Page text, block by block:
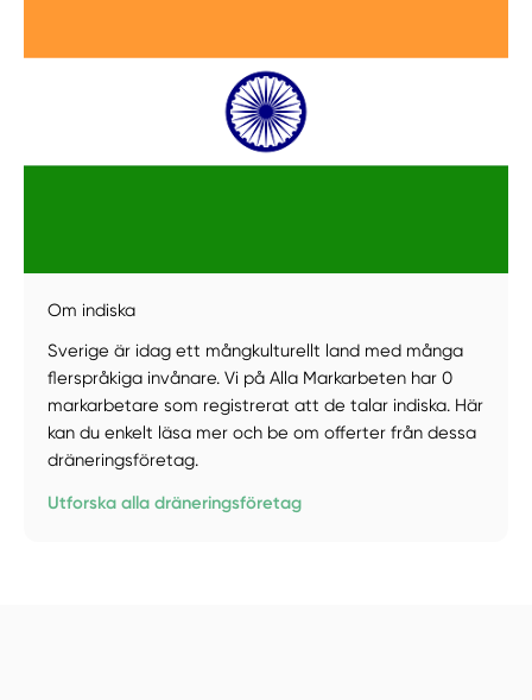
Välj tillvägagångssätt
Om indiska
Sverige är idag ett mångkulturellt land med många
flerspråkiga invånare. Vi på Alla Markarbeten har 0
markarbetare som registrerat att de talar indiska. Här
kan du enkelt läsa mer och be om offerter från dessa
dräneringsföretag.
Utforska alla dräneringsföretag